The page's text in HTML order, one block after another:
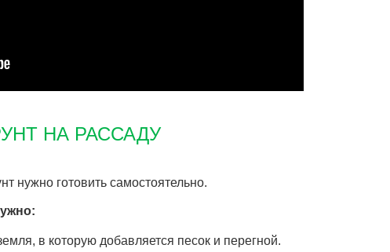
НА РАССАДУ
нужно готовить самостоятельно.
в которую добавляется песок и перегной.